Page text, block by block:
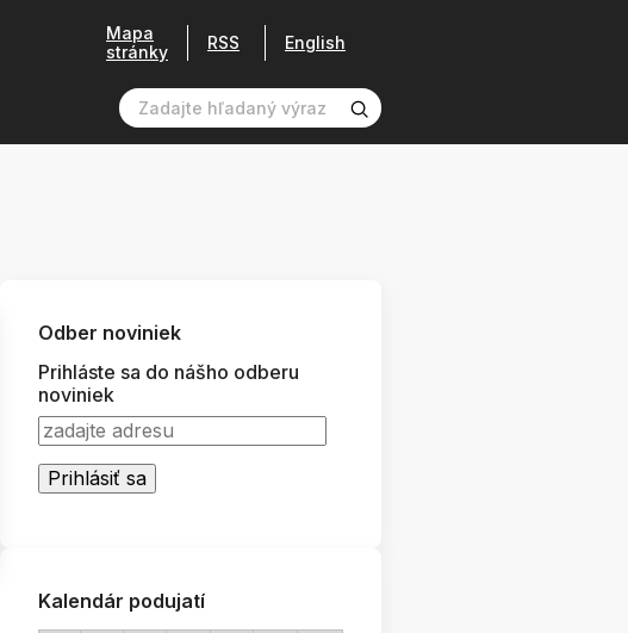
Mapa
stránky
RSS English
Odber noviniek
Prihláste sa do nášho odberu
noviniek
Kalendár podujatí